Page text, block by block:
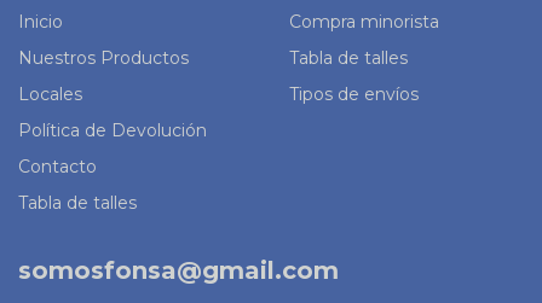
Inicio
Nuestros Productos
Locales
Política de Devolución
Contacto
Tabla de talles
Compra minorista
Tabla de talles
Tipos de envíos
somosfonsa@gmail.com